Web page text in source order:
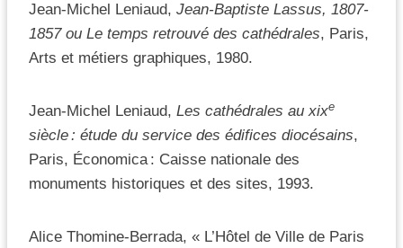
Jean-Michel Leniaud, Jean-Baptiste Lassus, 1807-
1857 ou Le temps retrouvé des cathédrales, Paris,
Arts et métiers graphiques, 1980.
Jean-Michel Leniaud, Les cathédrales au xixe
siècle: étude du service des édifices diocésains,
Paris, Économica : Caisse nationale des
monuments historiques et des sites, 1993.
Alice Thomine-Berrada, « L’Hôtel de Ville de Paris